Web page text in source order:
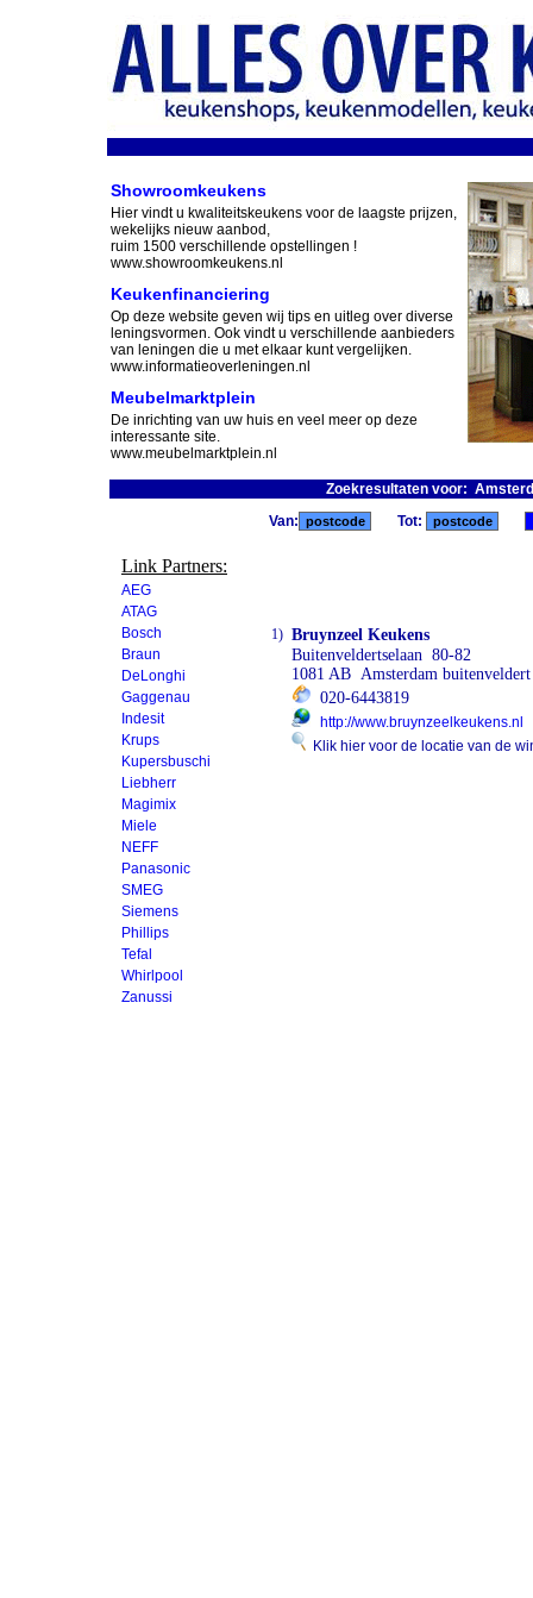
Showroomkeukens
Hier vindt u kwaliteitskeukens voor de laagste prijzen,
wekelijks nieuw aanbod,
ruim 1500 verschillende opstellingen !
www.showroomkeukens.nl
Keukenfinanciering
Op deze website geven wij tips en uitleg over diverse
leningsvormen. Ook vindt u verschillende aanbieders
van leningen die u met elkaar kunt vergelijken.
www.informatieoverleningen.nl
Meubelmarktplein
De inrichting van uw huis en veel meer op deze
interessante site.
www.meubelmarktplein.nl
Zoekresultaten voor:
Link Partners:
AEG
ATAG
Bosch
Braun
DeLonghi
Gaggenau
Indesit
Krups
Kupersbuschi
Liebherr
Magimix
Miele
NEFF
Panasonic
SMEG
Siemens
Phillips
Tefal
Whirlpool
Zanussi
Van: Tot:
1) Bruynzeel Keukens
Buitenveldertselaan 80-82
1081 AB Amsterdam buitenveldert
020-6443819
http://www.bruynzeelkeukens.nl
Klik hier voor de locatie van de